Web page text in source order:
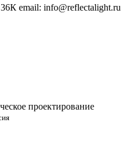
email: info@reflectalight.ru
проектирование